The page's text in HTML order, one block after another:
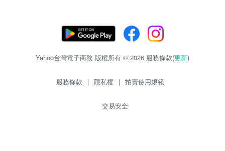
Yahoo台灣電子商務 版權所有 © 2026 服務條款(更新)
服務條款 | 隱私權 | 拍賣使用規範
交易安全